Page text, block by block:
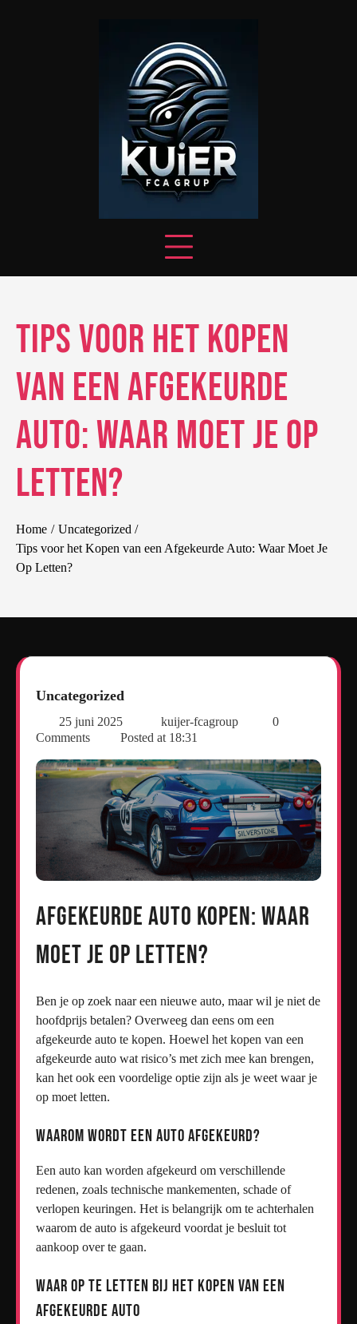
Tips voor het Kopen
van een Afgekeurde
Auto: Waar Moet Je Op
Letten?
Home
Uncategorized
Tips voor het Kopen van een Afgekeurde Auto: Waar Moet Je
Op Letten?
Uncategorized
25 juni 2025 kuijer-fcagroup
0
Comments
Posted at 18:31
Afgekeurde Auto Kopen: Waar
Moet Je Op Letten?
Ben je op zoek naar een nieuwe auto, maar wil je niet de
hoofdprijs betalen? Overweeg dan eens om een
afgekeurde auto te kopen. Hoewel het kopen van een
afgekeurde auto wat risico’s met zich mee kan brengen,
kan het ook een voordelige optie zijn als je weet waar je
op moet letten.
Waarom Wordt Een Auto Afgekeurd?
Een auto kan worden afgekeurd om verschillende
redenen, zoals technische mankementen, schade of
verlopen keuringen. Het is belangrijk om te achterhalen
waarom de auto is afgekeurd voordat je besluit tot
aankoop over te gaan.
Waar Op Te Letten Bij Het Kopen Van Een
Afgekeurde Auto